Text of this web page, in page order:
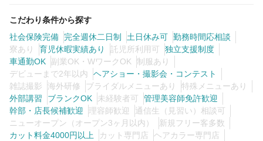
こだわり条件から探す
社会保険完備
完全週休二日制 土日休み可 勤務時間応相談
寮あり
育児休暇実績あり 託児所利用可
独立支援制度
車通勤OK
副業OK・WワークOK 制服あり
デビューまで2年以内
ヘアショー・撮影会・コンテスト
雑誌撮影
海外研修 ブライダルメニューあり
特殊メニューあり
外部講習
ブランクOK 未経験者可
管理美容師免許歓迎
幹部・店長候補歓迎
理容師歓迎
通信生（見習い）相談可
ニューオープン（オープン3ヶ月以内）
新規フリー客多数
カット料金4000円以上
カット専門店
ヘアカラー専門店